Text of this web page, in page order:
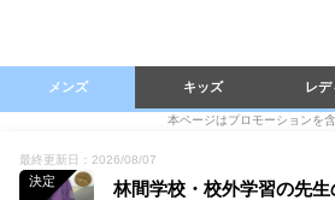
メンズ キッズ レデ
本ページはプロモーションを
最終更新日：2026/08/07
決定
林間学校・校外学習の先